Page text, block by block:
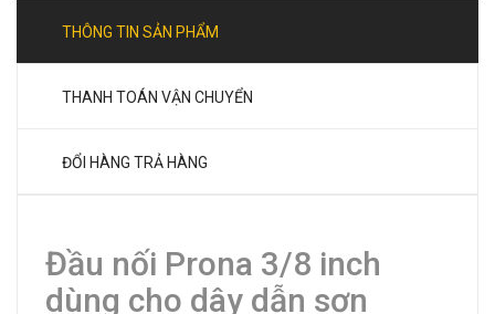
THÔNG TIN SẢN PHẨM
THANH TOÁN VẬN CHUYỂN
ĐỔI HÀNG TRẢ HÀNG
Đầu nối Prona 3/8 inch
dùng cho dây dẫn sơn